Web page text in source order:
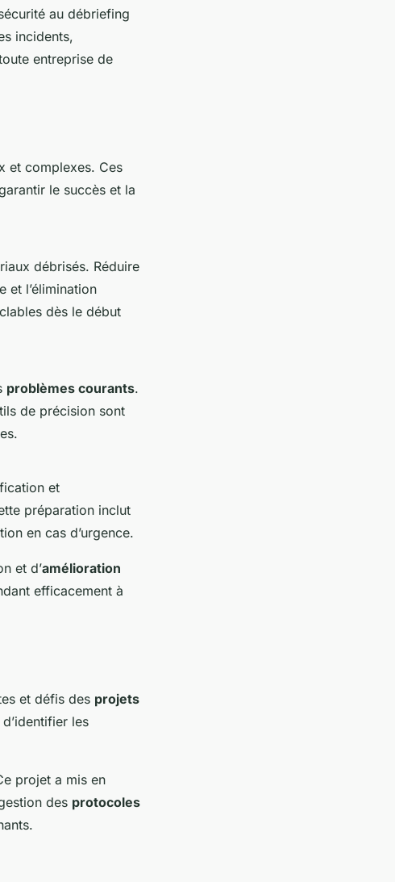
au débriefing
incidents,
entreprise de
et complexes. Ces
le succès et la
débrisés. Réduire
et l’élimination
dès le début
problèmes courants.
de précision sont
et
préparation inclut
en cas d’urgence.
et d’amélioration
efficacement à
et défis des projets
les
projet a mis en
des protocoles